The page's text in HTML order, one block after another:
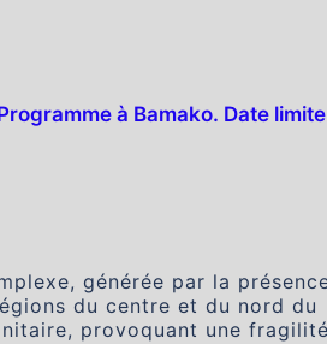
à Bamako. Date
générée par la
du centre et du nord du
provoquant une